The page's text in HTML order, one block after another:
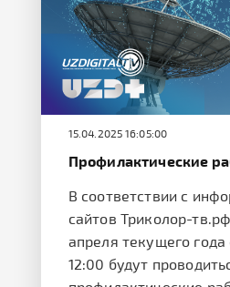
15.04.2025 16:05:00
Профилактические
В соответствии с
сайтов Триколор-
апреля текущего
12:00 будут